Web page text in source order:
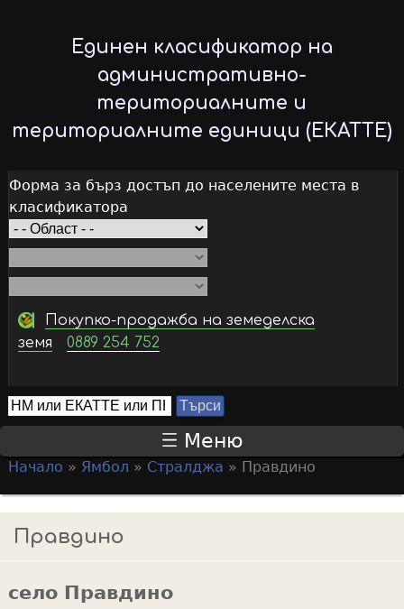
to
main
content
Единен класификатор на
административно-
териториалните и
териториалните единици (ЕКАТТЕ)
Форма за бърз достъп до населените места в
класификатора
Покупко-продажба на земеделска
земя
0889 254 752
S
e
r
c
h
f
Т
ъ
с
и
Меню
o
u
r
Начало » Ямбол » Стралджа » Правдино
Правдино
село Правдино